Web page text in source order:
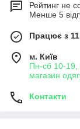
Рейтинг не
Менше 5
Працює з
м. Київ
Пн-сб 10-19,
магазин
Контакти